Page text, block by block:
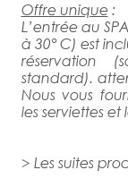
Offre unique:
L’entrée au
à 30° C) est
réservation
standard).
Nous vous
les serviettes et
> Les suites